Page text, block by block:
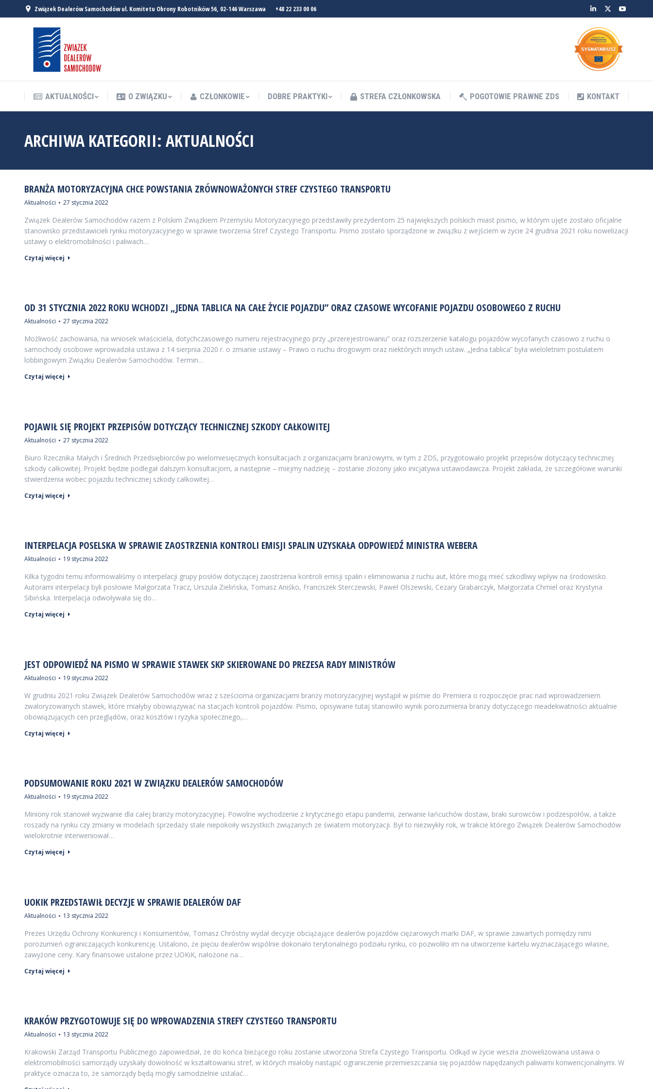
Związek Dealerów Samochodów ul. Komitetu Obrony Robotników 56, 02-146 Warszawa +48 22 233 00 06
LinkedinTwitterYouTube
AKTUALNOŚCI O ZWIĄZKU CZŁONKOWIE DOBRE PRAKTYKI STREFA CZŁONKOWSKA POGOTOWIE PRAWNE ZDS KONTAKT
ARCHIWA KATEGORII: AKTUALNOŚCI
BRANŻA MOTORYZACYJNA CHCE POWSTANIA ZRÓWNOWAŻONYCH STREF CZYSTEGO TRANSPORTU
Aktualności 27 stycznia 2022
Związek Dealerów Samochodów razem z Polskim Związkiem Przemysłu Motoryzacyjnego przedstawiły prezydentom 25 największych polskich miast pismo, w którym ujęte zostało oficjalne
stanowisko przedstawicieli rynku motoryzacyjnego w sprawie tworzenia Stref Czystego Transportu. Pismo zostało sporządzone w związku z wejściem w życie 24 grudnia 2021 roku nowelizacji
ustawy o elektromobilności i paliwach…
Czytaj więcej
OD 31 STYCZNIA 2022 ROKU WCHODZI „JEDNA TABLICA NA CAŁE ŻYCIE POJAZDU” ORAZ CZASOWE WYCOFANIE POJAZDU OSOBOWEGO Z RUCHU
Aktualności 27 stycznia 2022
Możliwość zachowania, na wniosek właściciela, dotychczasowego numeru rejestracyjnego przy „przerejestrowaniu” oraz rozszerzenie katalogu pojazdów wycofanych czasowo z ruchu o
samochody osobowe wprowadziła ustawa z 14 sierpnia 2020 r. o zmianie ustawy – Prawo o ruchu drogowym oraz niektórych innych ustaw. „Jedna tablica” była wieloletnim postulatem
lobbingowym Związku Dealerów Samochodów. Termin…
Czytaj więcej
POJAWIŁ SIĘ PROJEKT PRZEPISÓW DOTYCZĄCY TECHNICZNEJ SZKODY CAŁKOWITEJ
Aktualności 27 stycznia 2022
Biuro Rzecznika Małych i Średnich Przedsiębiorców po wielomiesięcznych konsultacjach z organizacjami branżowymi, w tym z ZDS, przygotowało projekt przepisów dotyczący technicznej
szkody całkowitej. Projekt będzie podlegał dalszym konsultacjom, a następnie – miejmy nadzieję – zostanie złożony jako inicjatywa ustawodawcza. Projekt zakłada, że szczegółowe warunki
stwierdzenia wobec pojazdu technicznej szkody całkowitej…
Czytaj więcej
INTERPELACJA POSELSKA W SPRAWIE ZAOSTRZENIA KONTROLI EMISJI SPALIN UZYSKAŁA ODPOWIEDŹ MINISTRA WEBERA
Aktualności 19 stycznia 2022
Kilka tygodni temu informowaliśmy o interpelacji grupy posłów dotyczącej zaostrzenia kontroli emisji spalin i eliminowania z ruchu aut, które mogą mieć szkodliwy wpływ na środowisko.
Autorami interpelacji byli posłowie Małgorzata Tracz, Urszula Zielińska, Tomasz Aniśko, Franciszek Sterczewski, Paweł Olszewski, Cezary Grabarczyk, Małgorzata Chmiel oraz Krystyna
Sibińska. Interpelacja odwoływała się do…
Czytaj więcej
JEST ODPOWIEDŹ NA PISMO W SPRAWIE STAWEK SKP SKIEROWANE DO PREZESA RADY MINISTRÓW
Aktualności 19 stycznia 2022
W grudniu 2021 roku Związek Dealerów Samochodów wraz z sześcioma organizacjami branży motoryzacyjnej wystąpił w piśmie do Premiera o rozpoczęcie prac nad wprowadzeniem
zwaloryzowanych stawek, które miałyby obowiązywać na stacjach kontroli pojazdów. Pismo, opisywane tutaj stanowiło wynik porozumienia branży dotyczącego nieadekwatności aktualnie
obowiązujących cen przeglądów, oraz kosztów i ryzyka społecznego,…
Czytaj więcej
PODSUMOWANIE ROKU 2021 W ZWIĄZKU DEALERÓW SAMOCHODÓW
Aktualności 19 stycznia 2022
Miniony rok stanowił wyzwanie dla całej branży motoryzacyjnej. Powolne wychodzenie z krytycznego etapu pandemii, zerwanie łańcuchów dostaw, braki surowców i podzespołów, a także
roszady na rynku czy zmiany w modelach sprzedaży stale niepokoiły wszystkich związanych ze światem motoryzacji. Był to niezwykły rok, w trakcie którego Związek Dealerów Samochodów
wielokrotnie interweniował…
Czytaj więcej
UOKIK PRZEDSTAWIŁ DECYZJE W SPRAWIE DEALERÓW DAF
Aktualności 13 stycznia 2022
Prezes Urzędu Ochrony Konkurencji i Konsumentów, Tomasz Chróstny wydał decyzje obciążające dealerów pojazdów ciężarowych marki DAF, w sprawie zawartych pomiędzy nimi
porozumień ograniczających konkurencję. Ustalono, że pięciu dealerów wspólnie dokonało terytorialnego podziału rynku, co pozwoliło im na utworzenie kartelu wyznaczającego własne,
zawyżone ceny. Kary finansowe ustalone przez UOKiK, nałożone na…
Czytaj więcej
KRAKÓW PRZYGOTOWUJE SIĘ DO WPROWADZENIA STREFY CZYSTEGO TRANSPORTU
Aktualności 13 stycznia 2022
Krakowski Zarząd Transportu Publicznego zapowiedział, że do końca bieżącego roku zostanie utworzona Strefa Czystego Transportu. Odkąd w życie weszła znowelizowana ustawa o
elektromobilności samorządy uzyskały dowolność w kształtowaniu stref, w których miałoby nastąpić ograniczenie przemieszczania się pojazdów napędzanych paliwami konwencjonalnymi. W
praktyce oznacza to, że samorządy będą mogły samodzielnie ustalać…
AKTUALNOŚCI O ZWIĄZKU CZŁONKOWIE DOBRE PRAKTYKI STREFA CZŁONKOWSKA POGOTOWIE PRAWNE ZDS KONTAKT